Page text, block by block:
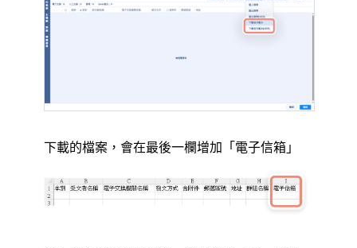
下載的檔案，會在最後一欄增加「電子信箱」